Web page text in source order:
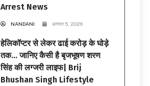
Arrest News
NANDANI अगस्त 5, 2026
हेलिकॉप्टर से लेकर ढाई करोड़ के घोड़े
तक… जानिए कैसी है बृजभूषण शरण
सिंह की लग्जरी लाइफ| Brij
Bhushan Singh Lifestyle